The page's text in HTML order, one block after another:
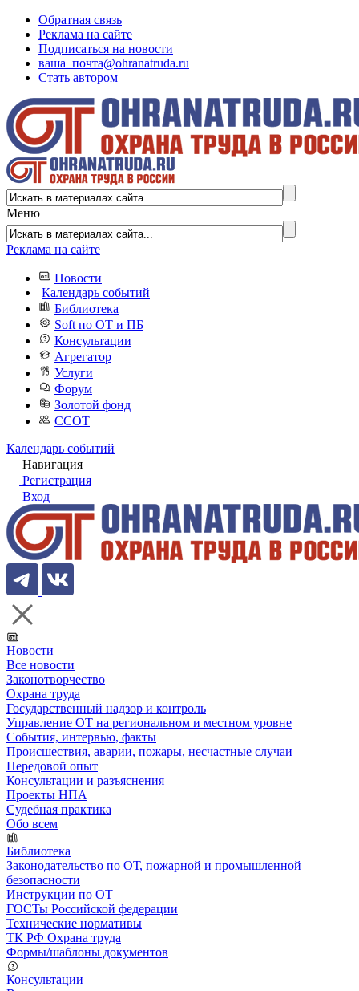
Обратная связь
Реклама на сайте
Подписаться на новости
ваша_почта@ohranatruda.ru
Стать автором
Меню
Реклама на сайте
Новости
Календарь событий
Библиотека
Soft по ОТ и ПБ
Консультации
Агрегатор
Услуги
Форум
Золотой фонд
ССОТ
Календарь событий
Навигация
Регистрация
Вход
Новости
Все новости
Законотворчество
Охрана труда
Государственный надзор и контроль
Управление ОТ на региональном и местном уровне
События, интервью, факты
Происшествия, аварии, пожары, несчастные случаи
Передовой опыт
Консультации и разъяснения
Проекты НПА
Судебная практика
Обо всем
Библиотека
Законодательство по ОТ, пожарной и промышленной
безопасности
Инструкции по ОТ
ГОСТы Российской федерации
Технические нормативы
ТК РФ Охрана труда
Формы/шаблоны документов
Консультации